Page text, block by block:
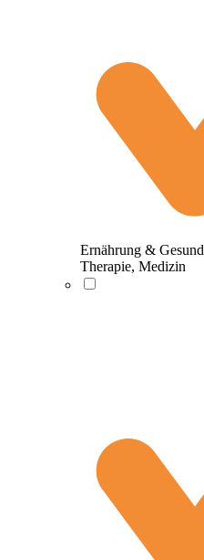
Ernährung &
Therapie, Medizin